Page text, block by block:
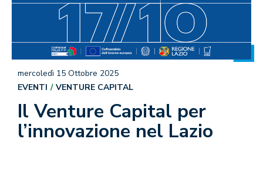
Il Venture Capital per
l’innovazione nel Lazio
mercoledì 15 Ottobre 2025
EVENTI
VENTURE CAPITAL